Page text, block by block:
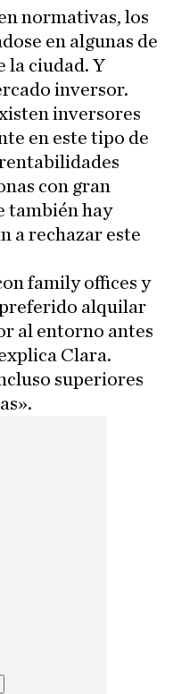
normativas, los
en algunas de
la ciudad. Y
inversor.
inversores
en este tipo de
con gran
también hay
a rechazar este
family offices y
alquilar
al entorno antes
Clara.
superiores